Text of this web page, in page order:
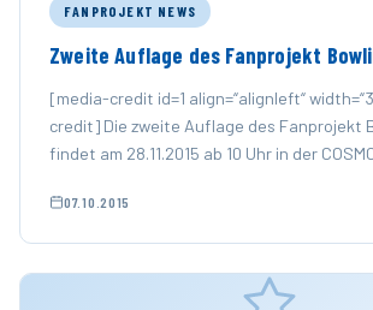
FANPROJEKT NEWS
Zweite Auflage des Fanprojekt
[media-credit id=1 align=“alignleft“
credit] Die zweite Auflage des Fanprojekt
findet am 28.11.2015 ab 10 Uhr in der
statt. …
07.10.2015